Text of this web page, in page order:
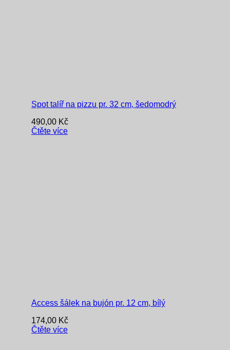
Spot talíř na pizzu pr. 32 cm, šedomodrý
490,00 Kč
Čtěte více
Access šálek na bujón pr. 12 cm, bílý
174,00 Kč
Čtěte více